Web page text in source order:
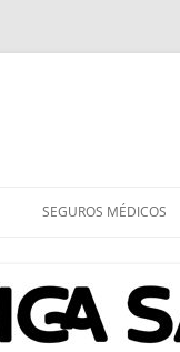
SEGUROS MÉDICOS